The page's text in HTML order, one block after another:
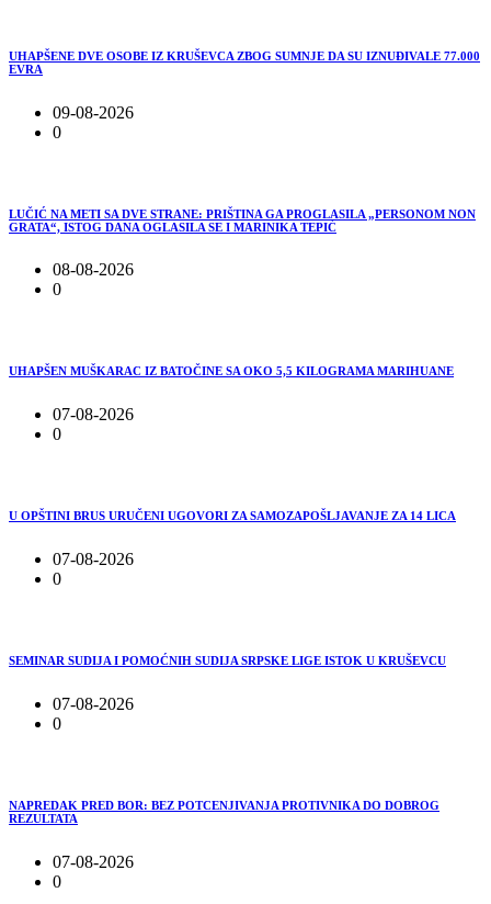
UHAPŠENE DVE OSOBE IZ KRUŠEVCA ZBOG SUMNJE DA SU IZNUĐIVALE 77.000
EVRA
09-08-2026
0
LUČIĆ NA METI SA DVE STRANE: PRIŠTINA GA PROGLASILA „PERSONOM NON
GRATA“, ISTOG DANA OGLASILA SE I MARINIKA TEPIĆ
08-08-2026
0
UHAPŠEN MUŠKARAC IZ BATOČINE SA OKO 5,5 KILOGRAMA MARIHUANE
07-08-2026
0
U OPŠTINI BRUS URUČENI UGOVORI ZA SAMOZAPOŠLJAVANJE ZA 14 LICA
07-08-2026
0
SEMINAR SUDIJA I POMOĆNIH SUDIJA SRPSKE LIGE ISTOK U KRUŠEVCU
07-08-2026
0
NAPREDAK PRED BOR: BEZ POTCENJIVANJA PROTIVNIKA DO DOBROG
REZULTATA
07-08-2026
0